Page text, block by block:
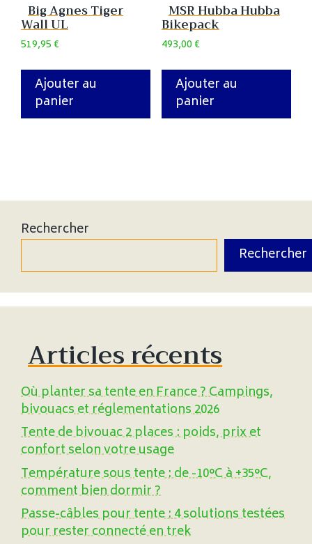
Big Agnes Tiger
Wall UL
519,95€
Ajouter au
panier
MSR Hubba Hubba
Bikepack
493,00€
Ajouter au
panier
Rechercher
Rechercher
Articles récents
Où planter sa tente en France ? Campings,
bivouacs et réglementations 2026
Tente de bivouac 2 places : poids, prix et
confort selon votre usage
Température sous tente : de -10°C à +35°C,
comment bien dormir ?
Passe-câbles pour tente : 4 solutions testées
pour rester connecté en trek